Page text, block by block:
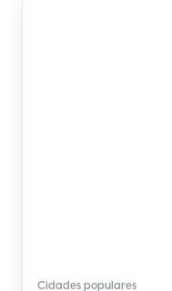
Cidades populares